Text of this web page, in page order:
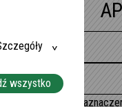
Przed
wszystko